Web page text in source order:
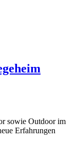
sowie Outdoor im
Erfahrungen